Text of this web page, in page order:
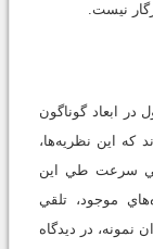
نيست.
ابعاد گوناگون
كه اين نظريه‌ها،
ولي سرعت طي اين
موجود، تلقي
نمونه، در ديدگاه